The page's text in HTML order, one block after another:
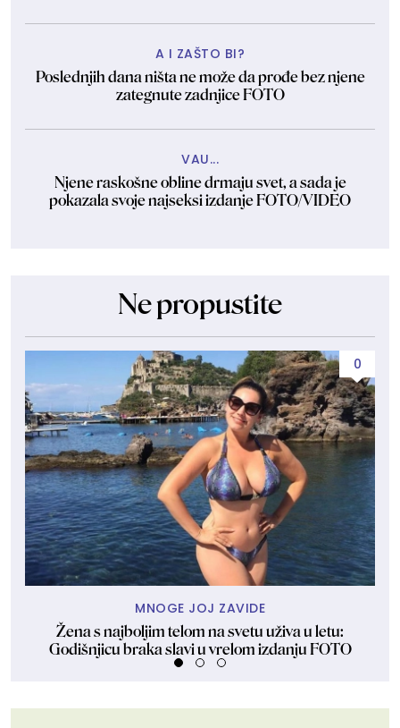
A I ZAŠTO BI?
Poslednjih dana ništa ne može da prođe bez njene
zategnute zadnjice FOTO
VAU...
Njene raskošne obline drmaju svet, a sada je
pokazala svoje najseksi izdanje FOTO/VIDEO
Ne propustite
0
MNOGE JOJ ZAVIDE
Žena s najboljim telom na svetu uživa u letu:
Godišnjicu braka slavi u vrelom izdanju FOTO